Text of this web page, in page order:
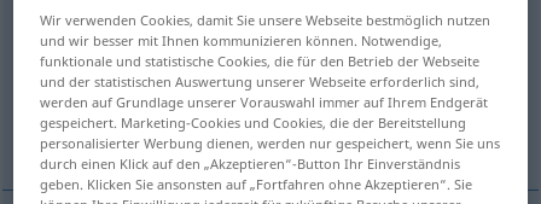
Übersicht aller Übersetzungen
(Für mehr Details die Übersetzung anklicken/antippen)
запошљавати, укључивати, палити
Wir verwenden Cookies, damit Sie unsere Webseite bestmöglich nutzen
und wir besser mit Ihnen kommunizieren können. Notwendige,
funktionale und statistische Cookies, die für den Betrieb der Webseite
und der statistischen Auswertung unserer Webseite erforderlich sind,
werden auf Grundlage unserer Vorauswahl immer auf Ihrem Endgerät
gespeichert. Marketing-Cookies und Cookies, die der Bereitstellung
personalisierter Werbung dienen, werden nur gespeichert, wenn Sie uns
durch einen Klick auf den „Akzeptieren“-Button Ihr Einverständnis
geben. Klicken Sie ansonsten auf „Fortfahren ohne Akzeptieren“. Sie